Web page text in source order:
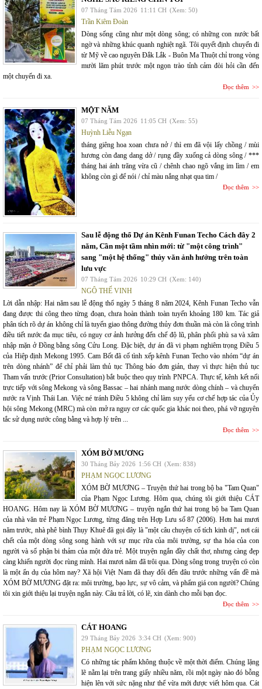
07 Tháng Tám 2026 11:11 CH (Xem: 50)
Trần Kiêm Đoàn
Dòng sống cũng như một dòng sông; có những con nước bất
ngờ và những khúc quanh nghiệt ngã. Tôi quyết định chuyến đi
từ Mỹ về cao nguyên Đắk Lắk - Buôn Ma Thuột chỉ trong vòng
mười lăm phút trước một ngọn trào tỉnh cảm đòi hỏi cần đến
một chuyến đi xa.
Đọc thêm
MỘT NĂM
07 Tháng Tám 2026 11:05 CH (Xem: 55)
Huỳnh Liễu Ngạn
tháng giêng hoa xoan chưa nở / thì em đã vội lấy chồng / mùi
hương còn đang dang dở / rụng đầy xuống cả dòng sông / ***
tháng hai ánh trăng vừa cũ / chênh chao ngõ vắng im lìm / em
không còn gì để nói / chỉ màu nắng nhạt qua tim /
Đọc thêm
Sau lễ động thổ Dự án Kênh Funan Techo Cách đây 2
năm, Cần một tầm nhìn mới: từ "một công trình"
sang "một hệ thống" thủy văn ảnh hưởng trên toàn
lưu vực
07 Tháng Tám 2026 10:29 CH (Xem: 140)
NGÔ THẾ VINH
Lời dẫn nhập: Hai năm sau lễ động thổ ngày 5 tháng 8 năm 2024, Kênh Funan Techo vẫn
đang được thi công theo từng đoạn, chưa hoàn thành toàn tuyến khoảng 180 km. Tác giả
phân tích rõ dự án không chỉ là tuyến giao thông đường thủy đơn thuần mà còn là công trình
điều tiết nước đa mục tiêu, có nguy cơ ảnh hưởng đến chế độ lũ, phân phối phù sa và xâm
nhập mặn ở Đồng bằng sông Cửu Long. Đặc biệt, dự án đã vi phạm nghiêm trọng Điều 5
của Hiệp định Mekong 1995. Cam Bốt đã cố tình xếp kênh Funan Techo vào nhóm “dự án
trên dòng nhánh” để chỉ phải làm thủ tục Thông báo đơn giản, thay vì thực hiện thủ tục
Tham vấn trước (Prior Consultation) bắt buộc theo quy trình PNPCA. Thực tế, kênh kết nối
trực tiếp với sông Mekong và sông Bassac – hai nhánh mang nước dòng chính – và chuyển
nước ra Vịnh Thái Lan. Việc né tránh Điều 5 không chỉ làm suy yếu cơ chế hợp tác của Ủy
hội sông Mekong (MRC) mà còn mở ra nguy cơ các quốc gia khác noi theo, phá vỡ nguyên
tắc sử dụng nước công bằng và hợp lý trên ...
Đọc thêm
XÓM BỜ MƯƠNG
30 Tháng Bảy 2026 1:56 CH (Xem: 838)
PHẠM NGỌC LƯƠNG
XÓM BỜ MƯƠNG – Truyện thứ hai trong bộ ba "Tam Quan"
của Phạm Ngọc Lương. Hôm qua, chúng tôi giới thiệu CÁT
HOANG. Hôm nay là XÓM BỜ MƯƠNG – truyện ngắn thứ hai trong bộ ba Tam Quan
của nhà văn trẻ Phạm Ngọc Lương, từng đăng trên Hợp Lưu số 87 (2006). Hơn hai mươi
năm trước, nhà phê bình Thụy Khuê đã gọi đây là "một câu chuyện cổ tích kinh dị", nơi cái
chết của một dòng sông song hành với sự mục rữa của môi trường, sự tha hóa của con
người và số phận bi thảm của một đứa trẻ. Một truyện ngắn đầy chất thơ, nhưng càng đẹp
càng khiến người đọc rùng mình. Hai mươi năm đã trôi qua. Dòng sông trong truyện có còn
là một ẩn dụ của hôm nay? Xã hội Việt Nam đã thay đổi đến đâu trước những vấn đề mà
XÓM BỜ MƯƠNG đặt ra: môi trường, bạo lực, sự vô cảm, và phẩm giá con người? Chúng
tôi xin giới thiệu lại truyện ngắn này. Câu trả lời, có lẽ, xin dành cho mỗi bạn đọc.
Đọc thêm
CÁT HOANG
29 Tháng Bảy 2026 3:34 CH (Xem: 900)
PHẠM NGỌC LƯƠNG
Có những tác phẩm không thuộc về một thời điểm. Chúng lặng
lẽ nằm lại trên trang giấy nhiều năm, rồi một ngày nào đó bỗng
hiện lên với sức nặng như thể vừa mới được viết hôm qua. Cát